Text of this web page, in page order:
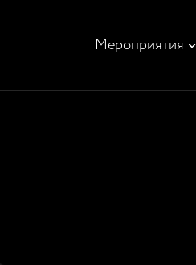
Мероприятия